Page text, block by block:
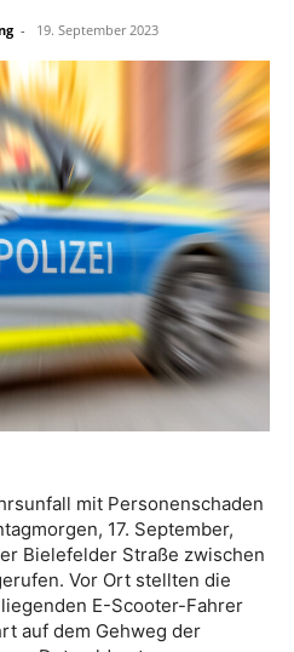
- 19. September 2023
mit Personenschaden
17. September,
Bielefelder Straße zwischen
Vor Ort stellten die
E-Scooter-Fahrer
auf dem Gehweg der